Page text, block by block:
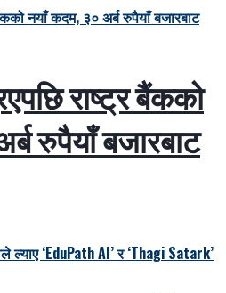
राष्ट्र बैंकको
रुपैयाँ बजारबाट